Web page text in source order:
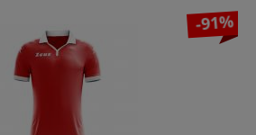
-91%